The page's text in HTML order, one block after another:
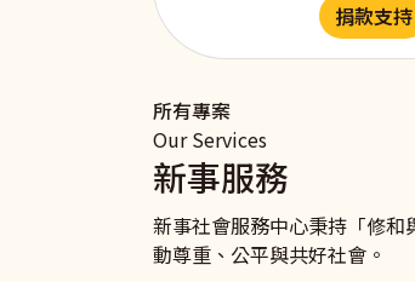
捐款支持
所有專案
Our Services
新事服務
新事社會服務中心秉持「修
動尊重、公平與共好社會。